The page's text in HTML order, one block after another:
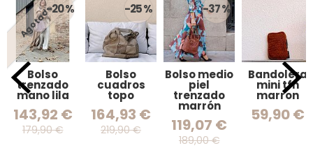
Agotado-20 %
Bolso
trenzado
mano lila
143,92 €
179,90 €
-25 %
Bolso
cuadros
topo
164,93 €
219,90 €
-37 %
Bolso medio
piel
trenzado
marrón
119,07 €
189,00 €
Bandolera
mini tfn
marron
59,90 €